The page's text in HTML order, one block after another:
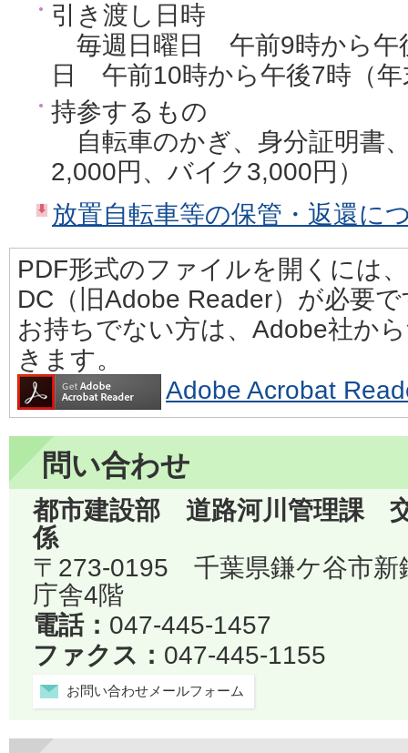
引き渡し日時
毎週日曜日 午前9時から午
日 午前10時から午後7時（年
持参するもの
自転車のかぎ、身分証明書
2,000円、バイク3,000円）
放置自転車等の保管・返還に
PDF形式のファイルを開くには
DC（旧Adobe Reader）が必要
お持ちでない方は、Adobe社か
きます。
Adobe Acrobat
問い合わせ
都市建設部 道路河川管理課
係
〒273-0195 千葉県鎌ケ谷市
庁舎4階
電話： 047-445-1457
ファクス： 047-445-1155
お問い合わせメールフォーム